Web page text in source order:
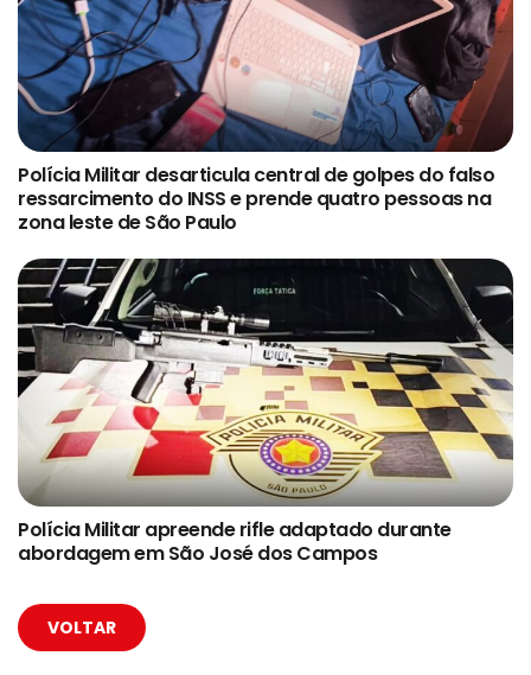
Polícia Militar desarticula central de golpes do falso
ressarcimento do INSS e prende quatro pessoas na
zona leste de São Paulo
Polícia Militar apreende rifle adaptado durante
abordagem em São José dos Campos
VOLTAR